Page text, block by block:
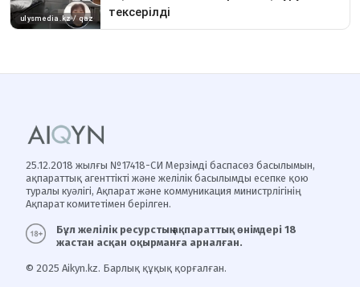
25.12.2018 жылғы №17418-СИ Мерзімді баспасөз басылымын,
ақпараттық агенттікті және желілік басылымды есепке қою
туралы куәлігі, Ақпарат және коммуникация министрлігінің
Ақпарат комитетімен берілген.
Бұл желілік ресурстың ақпараттық өнімдері 18
жастан асқан оқырманға арналған.
© 2025 Aikyn.kz. Барлық құқық қорғалған.